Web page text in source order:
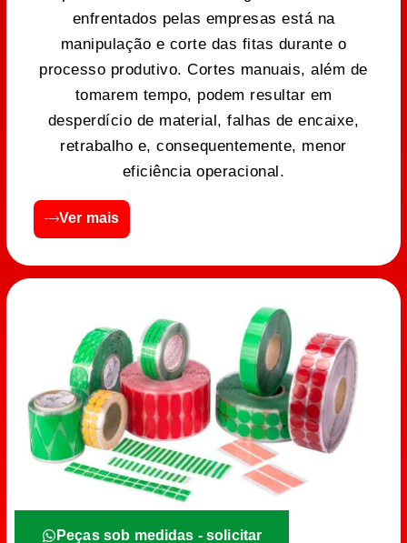
enfrentados pelas empresas está na
manipulação e corte das fitas durante o
processo produtivo. Cortes manuais, além de
tomarem tempo, podem resultar em
desperdício de material, falhas de encaixe,
retrabalho e, consequentemente, menor
eficiência operacional.
Ver mais
Peças sob medidas - solicitar